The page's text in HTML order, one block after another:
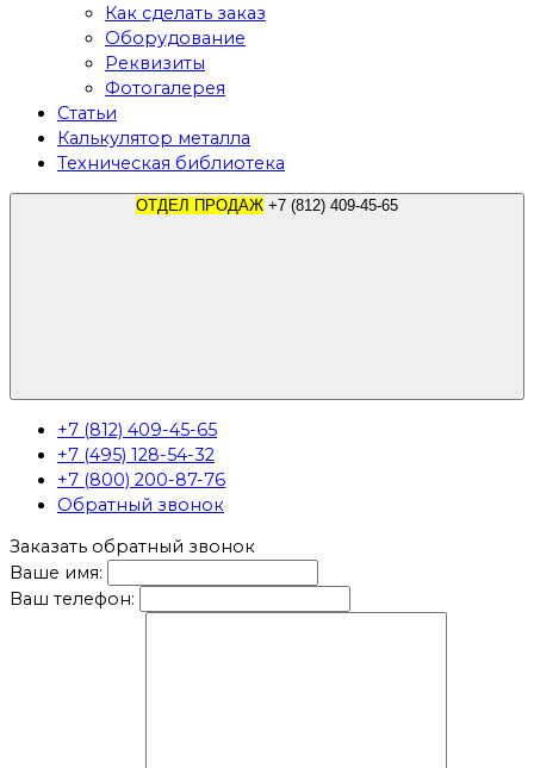
Как сделать заказ
Оборудование
Реквизиты
Фотогалерея
Статьи
Калькулятор металла
Техническая библиотека
ОТДЕЛ ПРОДАЖ
+7 (812) 409-45-65
+7 (495) 128-54-32
+7 (800) 200-87-76
Обратный звонок
Заказать обратный звонок
Ваше имя:
Ваш телефон: